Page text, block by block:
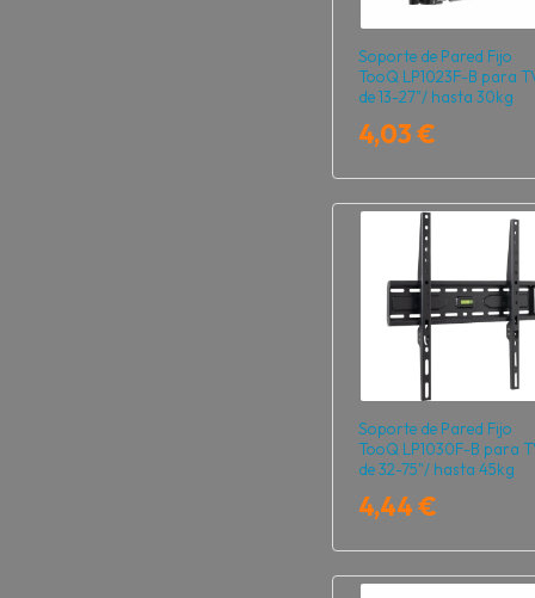
Soporte de Pared Fijo
TooQ LP1023F-B para
de 13-27"/ hasta 30kg
4,03 €
Soporte de Pared Fijo
TooQ LP1030F-B para
de 32-75"/ hasta 45kg
4,44 €